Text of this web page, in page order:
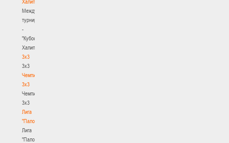
Халипского"
Международный
турнир
-
"Кубок
Халипского"
3x3
3x3
Чемпионат
3х3
Чемпионат
3х3
Лига
"Палова"
Лига
"Палова"